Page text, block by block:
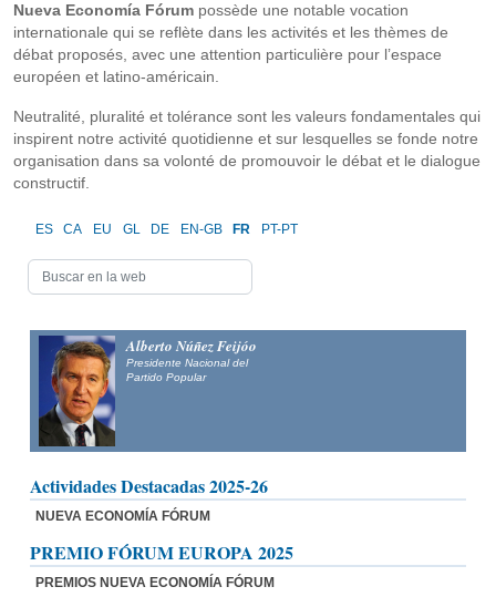
Nueva Economía Fórum possède une notable vocation
internationale qui se reflète dans les activités et les thèmes de
débat proposés, avec une attention particulière pour l’espace
européen et latino-américain.
Neutralité, pluralité et tolérance sont les valeurs fondamentales qui
inspirent notre activité quotidienne et sur lesquelles se fonde notre
organisation dans sa volonté de promouvoir le débat et le dialogue
constructif.
ES CA EU GL DE EN-GB FR PT-PT
Alberto Núñez Feijóo
Presidente Nacional del
Partido Popular
Actividades Destacadas 2025-26
NUEVA ECONOMÍA FÓRUM
PREMIO FÓRUM EUROPA 2025
PREMIOS NUEVA ECONOMÍA FÓRUM